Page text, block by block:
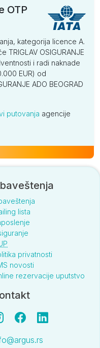
OTP
kategorija licence A.
TRIGLAV OSIGURANJE
i radi naknade
EUR) od
ADO BEOGRAD
putovanja agencije
lista
privatnosti
novosti
rezervacije uputstvo